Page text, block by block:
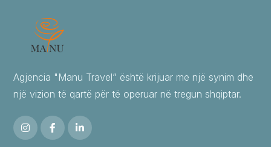
Agjencia "Manu Travel” është krijuar me një synim dhe
një vizion të qartë për të operuar në tregun shqiptar.